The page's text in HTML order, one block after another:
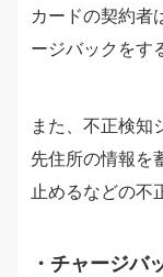
カードの契約者
ージバックをす
また、不正検知
先住所の情報を
止めるなどの不
・チャージバ